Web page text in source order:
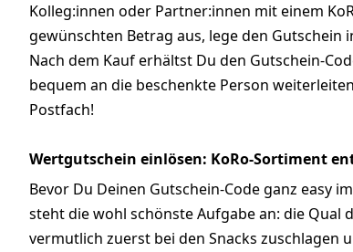
Kolleg:innen oder Partner:innen mit einem
gewünschten Betrag aus, lege den
Nach dem Kauf erhältst Du den Gutschein-
bequem an die beschenkte Person
Postfach!
Wertgutschein einlösen: KoRo-Sortiment
Bevor Du Deinen Gutschein-Code ganz easy
steht die wohl schönste Aufgabe an: die Qual
vermutlich zuerst bei den Snacks zuschlagen